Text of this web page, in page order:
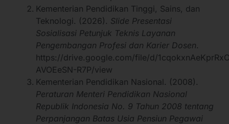
Kementerian Pendidikan Tinggi, Sains, dan
Teknologi. (2026). Slide Presentasi
Sosialisasi Petunjuk Teknis Layanan
Pengembangan Profesi dan Karier Dosen.
https://drive.google.com/file/d/
AVOEeSN-R7P/view
Kementerian Pendidikan Nasional. (2008).
Peraturan Menteri Pendidikan Nasional
Republik Indonesia No. 9 Tahun 2008 tentang
Perpanjangan Batas Usia Pensiun Pegawai